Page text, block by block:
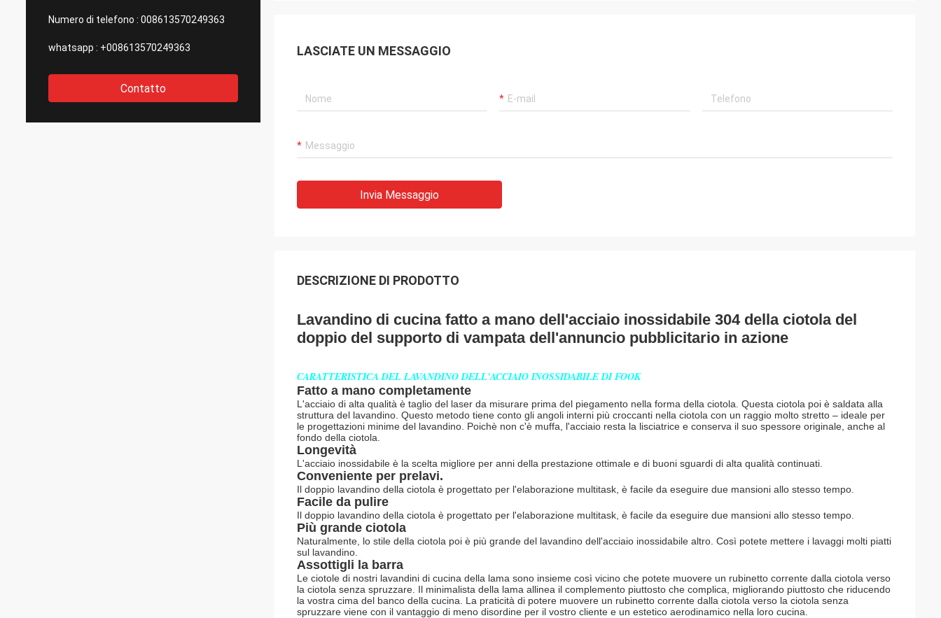
Numero di telefono : 008613570249363
whatsapp : +008613570249363
Contatto
LASCIATE UN MESSAGGIO
Invia Messaggio
DESCRIZIONE DI PRODOTTO
Lavandino di cucina fatto a mano dell'acciaio inossidabile 304 della ciotola del
doppio del supporto di vampata dell'annuncio pubblicitario in azione
CARATTERISTICA DEL LAVANDINO DELL'ACCIAIO INOSSIDABILE DI FOOK
Fatto a mano completamente
L'acciaio di alta qualità è taglio del laser da misurare prima del piegamento nella forma della ciotola. Questa ciotola poi è saldata alla
struttura del lavandino. Questo metodo tiene conto gli angoli interni più croccanti nella ciotola con un raggio molto stretto – ideale per
le progettazioni minime del lavandino. Poichè non c'è muffa, l'acciaio resta la lisciatrice e conserva il suo spessore originale, anche al
fondo della ciotola.
Longevità
L'acciaio inossidabile è la scelta migliore per anni della prestazione ottimale e di buoni sguardi di alta qualità continuati.
Conveniente per prelavi.
Il doppio lavandino della ciotola è progettato per l'elaborazione multitask, è facile da eseguire due mansioni allo stesso tempo.
Facile da pulire
Il doppio lavandino della ciotola è progettato per l'elaborazione multitask, è facile da eseguire due mansioni allo stesso tempo.
Più grande ciotola
Naturalmente, lo stile della ciotola poi è più grande del lavandino dell'acciaio inossidabile altro. Così potete mettere i lavaggi molti piatti
sul lavandino.
Assottigli la barra
Le ciotole di nostri lavandini di cucina della lama sono insieme così vicino che potete muovere un rubinetto corrente dalla ciotola verso
la ciotola senza spruzzare. Il minimalista della lama allinea il complemento piuttosto che complica, migliorando piuttosto che riducendo
la vostra cima del banco della cucina. La praticità di potere muovere un rubinetto corrente dalla ciotola verso la ciotola senza
spruzzare viene con il vantaggio di meno disordine per il vostro cliente e un estetico aerodinamico nella loro cucina.